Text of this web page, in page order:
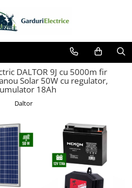
-
DALTOR 9J cu 5000m fir
Solar 50W cu regulator,
18Ah
Daltor